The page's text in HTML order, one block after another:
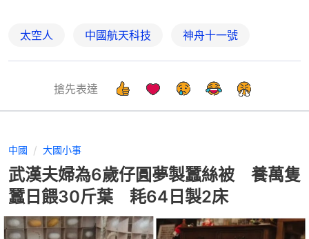
太空人 中國航天科技 神舟十一號
搶先表達
中國 大國小事
武漢夫婦為6歲仔圓夢製蠶絲被 養萬隻
蠶日餵30斤葉 耗64日製2床